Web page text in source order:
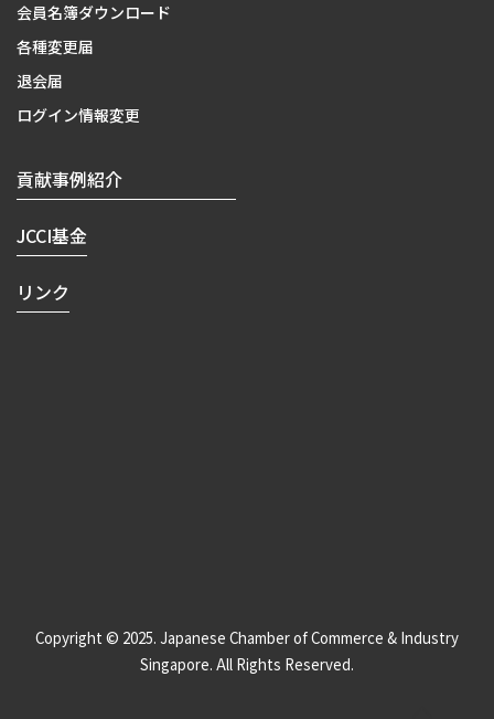
会員名簿ダウンロード
各種変更届
退会届
ログイン情報変更
貢献事例紹介
JCCI基金
リンク
Copyright © 2025. Japanese Chamber of Commerce & Industry
Singapore. All Rights Reserved.